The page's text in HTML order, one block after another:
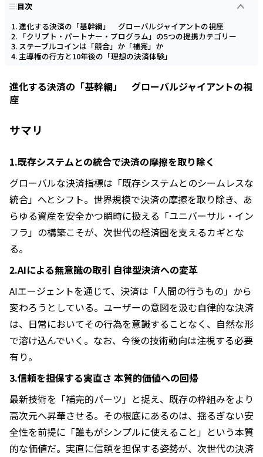
目次
進化する決済の「基幹網」 グローバルジャイアントの視座
「クリプト・パートナー・プログラム」の5つの提携カテゴリー
ステーブルコインは「競合」か「補完」か
主導権の行方と10年後の「理想の決済体験」
進化する決済の「基幹網」 グローバルジャイアントの視
座
サマリ
1.既存システムとの統合で決済の摩擦を取り除く
グローバルな決済指標は「既存システムとのシームレスな
統合」へとシフト。世界規模で決済の摩擦を取り除き、あ
らゆる資産を安全かつ瞬時に扱える「ユニバーサル・イン
フラ」の構築こそが、次世代の経済圏を支えるカギとな
る。
2.AIによる無意識の取引 自律型決済への変革
AIエージェントを通じて、決済は「人間の行うもの」から
変わろうとしている。ユーザーの意図を汲む自律的な決済
は、日常においてその行為を意識することなく、自然な形
で溶け込んでいく。なお、今後の技術動向は注視する必要
有り。
3.信頼を担保する実直さ 本質的価値への回帰
最新技術を「補完的パーツ」と捉え、既存の枠組みをより
高次元へ昇華させる。その根底にあるのは、揺るぎない安
全性を前提に「誰もがシンプルに使えること」という本質
的な価値だ。実直に信頼を担保する姿勢が、次世代の決済